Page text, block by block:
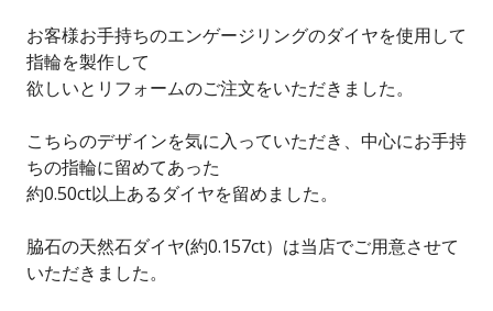
お客様お手持ちのエンゲージリングのダイヤを使用して
指輪を製作して
欲しいとリフォームのご注文をいただきました。
こちらのデザインを気に入っていただき、中心にお手持
ちの指輪に留めてあった
約0.50ct以上あるダイヤを留めました。
脇石の天然石ダイヤ(約0.157ct）は当店でご用意させて
いただきました。